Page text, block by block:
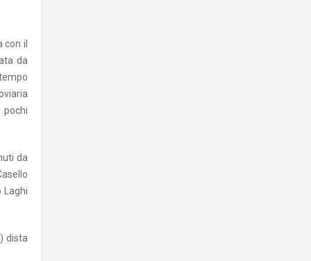
con il
da
pochi
da
Laghi
dista